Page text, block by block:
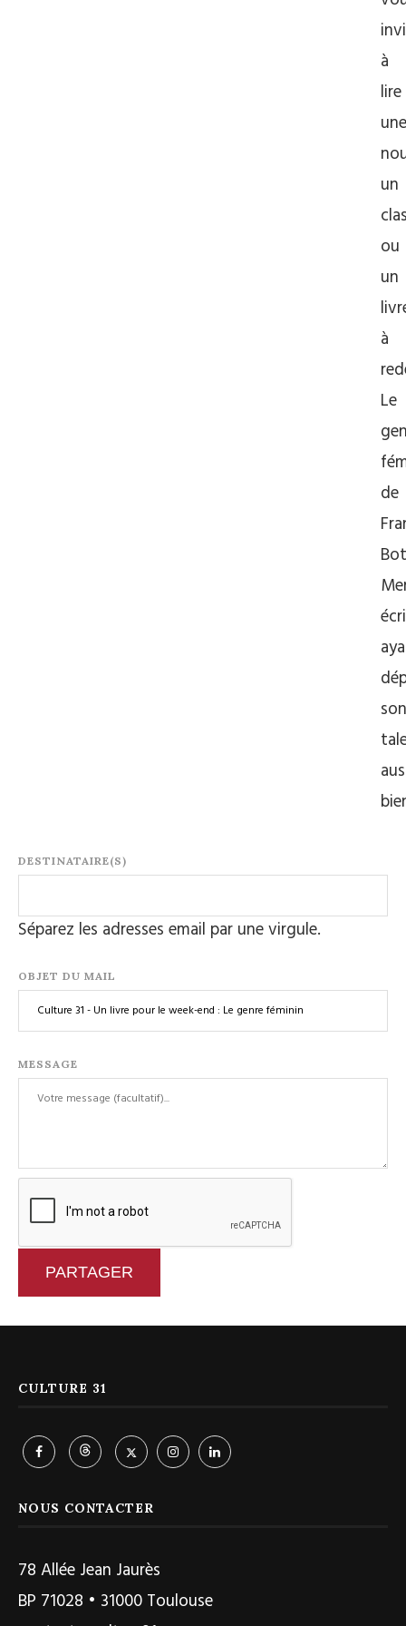
à
lire
une
un
ou
un
à
Le
de
son
DESTINATAIRE(S)
Séparez les adresses email par une virgule.
OBJET DU MAIL
MESSAGE
PARTAGER
CULTURE 31
NOUS CONTACTER
78 Allée Jean Jaurès
BP 71028 • 31000 Toulouse